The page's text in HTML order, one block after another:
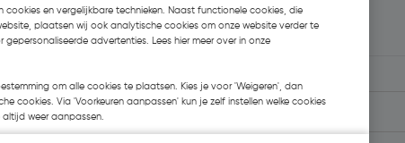
€ 9,99| Excl. btw € 8,26
Kies productvariant
en vergelijkbare technieken. Naast functionele cookies, die
plaatsen wij ook analytische cookies om onze website verder te
advertenties. Lees hier meer over in onze
om alle cookies te plaatsen. Kies je voor 'Weigeren', dan
cookies. Via 'Voorkeuren aanpassen' kun je zelf instellen welke cookies
weer aanpassen.